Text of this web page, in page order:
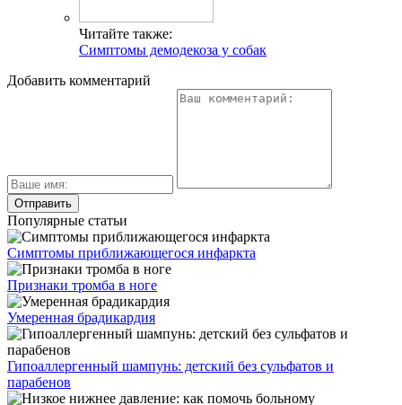
Читайте также:
Симптомы демодекоза у собак
Добавить комментарий
Популярные статьи
Симптомы приближающегося инфаркта
Признаки тромба в ноге
Умеренная брадикардия
Гипоаллергенный шампунь: детский без сульфатов и
парабенов